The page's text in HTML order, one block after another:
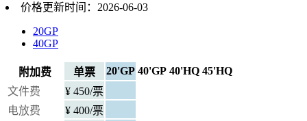
价格更新时间：2026-06-03
20GP
40GP
附加费 单票 20'GP 40'GP 40'HQ 45'HQ
文件费
¥ 450/票
电放费
¥ 400/票